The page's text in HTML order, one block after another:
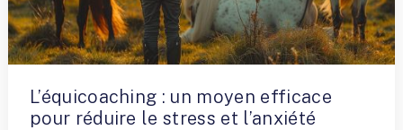
L’équicoaching : un moyen efficace
pour réduire le stress et l’anxiété